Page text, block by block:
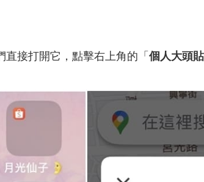
直接打開它，點擊右上角的「 個人大頭貼